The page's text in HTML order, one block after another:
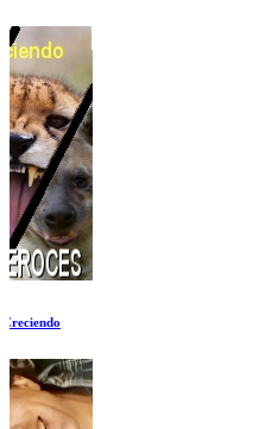
Billie Eilish: Hit Me Hard and Soft